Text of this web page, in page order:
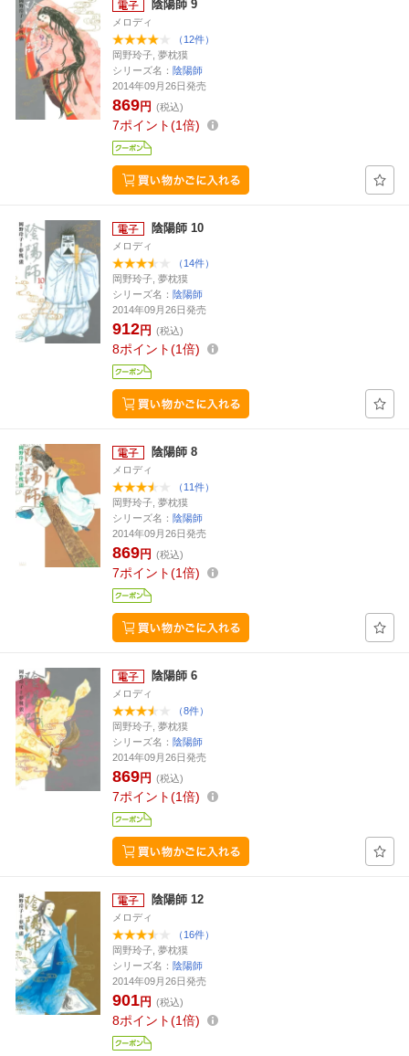
陰陽師 9
メロディ
（12件）
岡野玲子, 夢枕獏
シリーズ名： 陰陽師
2014年09月26日発売
869円 (税込)
7ポイント 1倍
陰陽師 10
メロディ
（14件）
岡野玲子, 夢枕獏
シリーズ名： 陰陽師
2014年09月26日発売
912円 (税込)
8ポイント 1倍
陰陽師 8
メロディ
（11件）
岡野玲子, 夢枕獏
シリーズ名： 陰陽師
2014年09月26日発売
869円 (税込)
7ポイント 1倍
陰陽師 6
メロディ
（8件）
岡野玲子, 夢枕獏
シリーズ名： 陰陽師
2014年09月26日発売
869円 (税込)
7ポイント 1倍
陰陽師 12
メロディ
（16件）
岡野玲子, 夢枕獏
シリーズ名： 陰陽師
2014年09月26日発売
901円 (税込)
8ポイント 1倍